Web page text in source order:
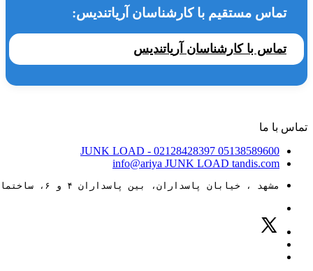
تماس مستقیم با کارشناسان آریاتندیس:
تماس با کارشناسان آریاتندیس
تماس با ما
05138589600
JUNK LOAD - 02128428397
info@ariya JUNK LOAD tandis.com
مشهد ، خیابان پاسداران، بین پاسداران ۴ و ۶، ساختمان ۸۸